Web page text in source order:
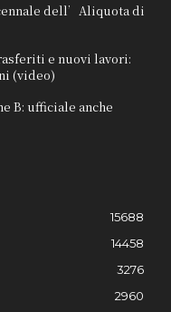
dell’Aliquota di
e nuovi lavori:
(video)
B: ufficiale anche
15688
14458
3276
2960